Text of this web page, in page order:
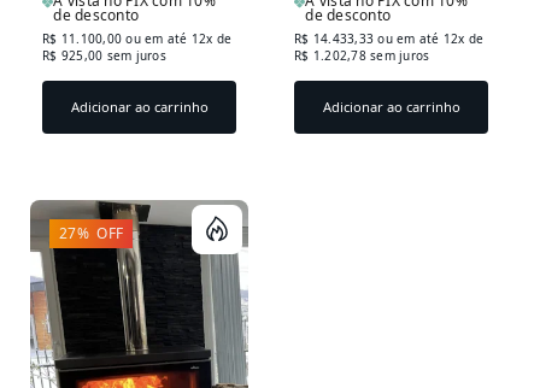
de desconto
R$ 11.100,00ou em até 12x de
R$ 925,00 sem juros
Adicionar ao carrinho
de desconto
R$ 14.433,33ou em até 12x de
R$ 1.202,78 sem juros
Adicionar ao carrinho
27% OFF